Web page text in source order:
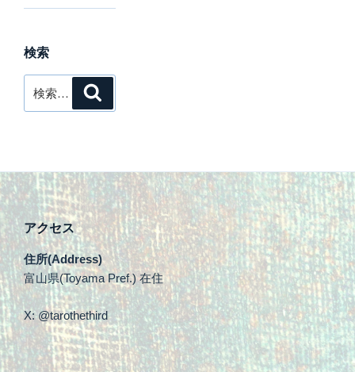
検索
索:
アクセス
住所(Address)
富山県(Toyama Pref.) 在住
X: @tarothethird